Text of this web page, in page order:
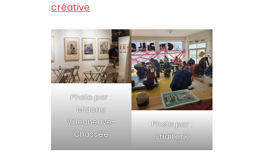
créative
Photo par :
Midorie
Villeuneuve-
Chassée
Photo par :
Criaillerie